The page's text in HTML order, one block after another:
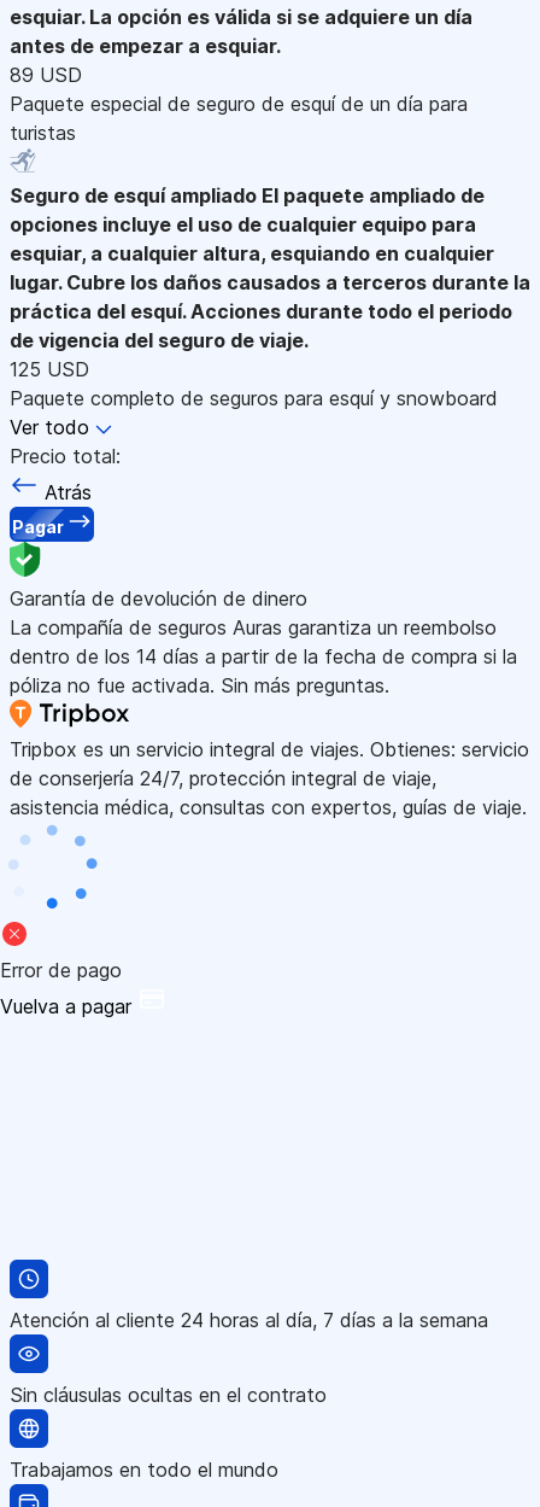
esquiar. La opción es válida si se adquiere un día
antes de empezar a esquiar.
89 USD
Paquete especial de seguro de esquí de un día para
turistas
Seguro de esquí ampliado El paquete ampliado de
opciones incluye el uso de cualquier equipo para
esquiar, a cualquier altura, esquiando en cualquier
lugar. Cubre los daños causados a terceros durante la
práctica del esquí. Acciones durante todo el periodo
de vigencia del seguro de viaje.
125 USD
Paquete completo de seguros para esquí y snowboard
Ver todo
Precio total:
Atrás
Pagar
Garantía de devolución de dinero
La compañía de seguros Auras garantiza un reembolso
dentro de los 14 días a partir de la fecha de compra si la
póliza no fue activada. Sin más preguntas.
Tripbox es un servicio integral de viajes. Obtienes: servicio
de conserjería 24/7, protección integral de viaje,
asistencia médica, consultas con expertos, guías de viaje.
Error de pago
Vuelva a pagar
Atención al cliente 24 horas al día, 7 días a la semana
Sin cláusulas ocultas en el contrato
Trabajamos en todo el mundo